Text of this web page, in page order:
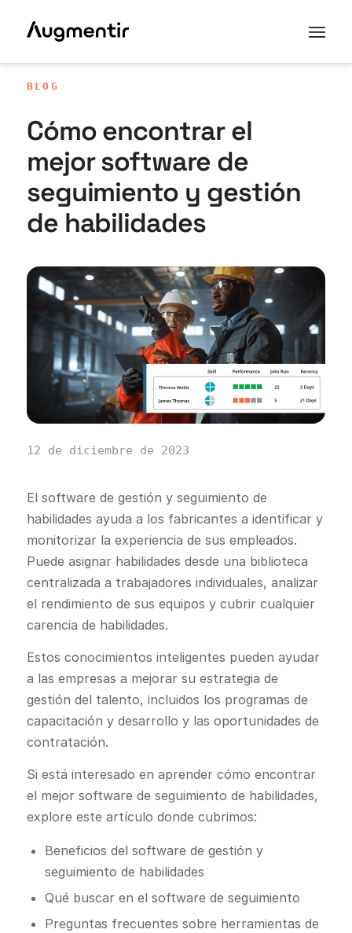
BLOG
Cómo encontrar el
mejor software de
seguimiento y gestión
de habilidades
12 de diciembre de 2023
El software de gestión y seguimiento de
habilidades ayuda a los fabricantes a identificar y
monitorizar la experiencia de sus empleados.
Puede asignar habilidades desde una biblioteca
centralizada a trabajadores individuales, analizar
el rendimiento de sus equipos y cubrir cualquier
carencia de habilidades.
Estos conocimientos inteligentes pueden ayudar
a las empresas a mejorar su estrategia de
gestión del talento, incluidos los programas de
capacitación y desarrollo y las oportunidades de
contratación.
Si está interesado en aprender cómo encontrar
el mejor software de seguimiento de habilidades,
explore este artículo donde cubrimos:
Beneficios del software de gestión y
seguimiento de habilidades
Qué buscar en el software de seguimiento
Preguntas frecuentes sobre herramientas de